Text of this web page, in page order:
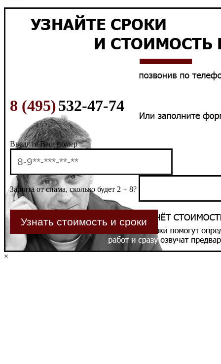
8 (495)532-47-74
Введите Ваш номер
Защита от спама, сколько будет 2 + 8?
×